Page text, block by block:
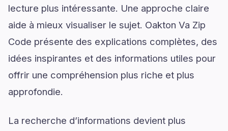
lecture plus intéressante. Une approche claire
aide à mieux visualiser le sujet. Oakton Va Zip
Code présente des explications complètes, des
idées inspirantes et des informations utiles pour
offrir une compréhension plus riche et plus
approfondie.
La recherche d’informations devient plus